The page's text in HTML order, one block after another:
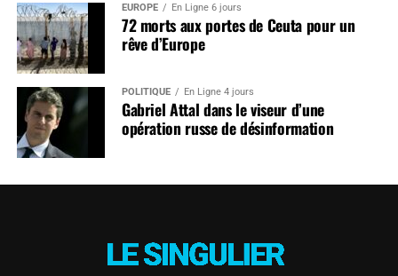
EUROPE En Ligne 6 jours
72 morts aux portes de Ceuta pour un
rêve d’Europe
POLITIQUE En Ligne 4 jours
Gabriel Attal dans le viseur d’une
opération russe de désinformation